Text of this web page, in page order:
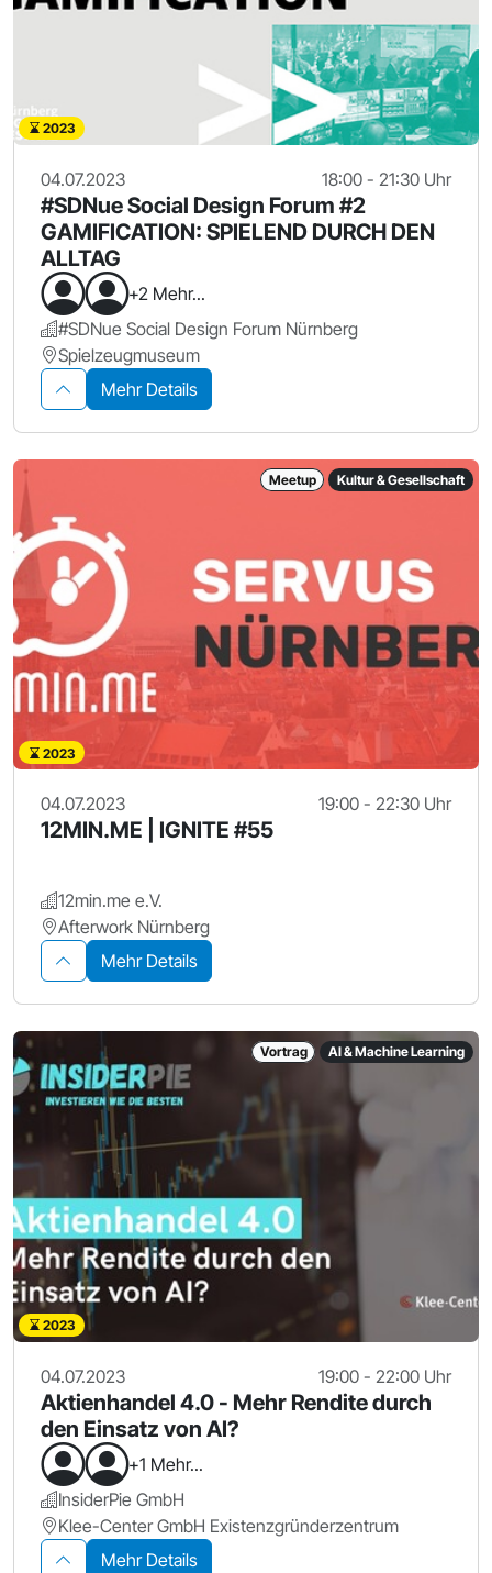
2023
04.07.2023 18:00 - 21:30 Uhr
#SDNue Social Design Forum #2
GAMIFICATION: SPIELEND DURCH DEN
ALLTAG
+2 Mehr...
#SDNue Social Design Forum Nürnberg
Spielzeugmuseum
Mehr Details
Meetup Kultur & Gesellschaft
2023
04.07.2023 19:00 - 22:30 Uhr
12MIN.ME | IGNITE #55
12min.me e.V.
Afterwork Nürnberg
Mehr Details
Vortrag AI & Machine Learning
2023
04.07.2023 19:00 - 22:00 Uhr
Aktienhandel 4.0 - Mehr Rendite durch
den Einsatz von AI?
+1 Mehr...
InsiderPie GmbH
Klee-Center GmbH Existenzgründerzentrum
Mehr Details